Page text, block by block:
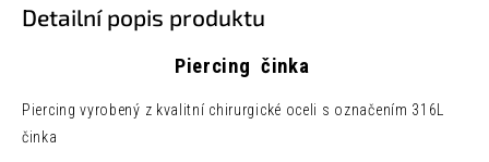
Detailní popis produktu
Piercing činka
Piercing vyrobený z kvalitní chirurgické oceli s označením 316L
činka